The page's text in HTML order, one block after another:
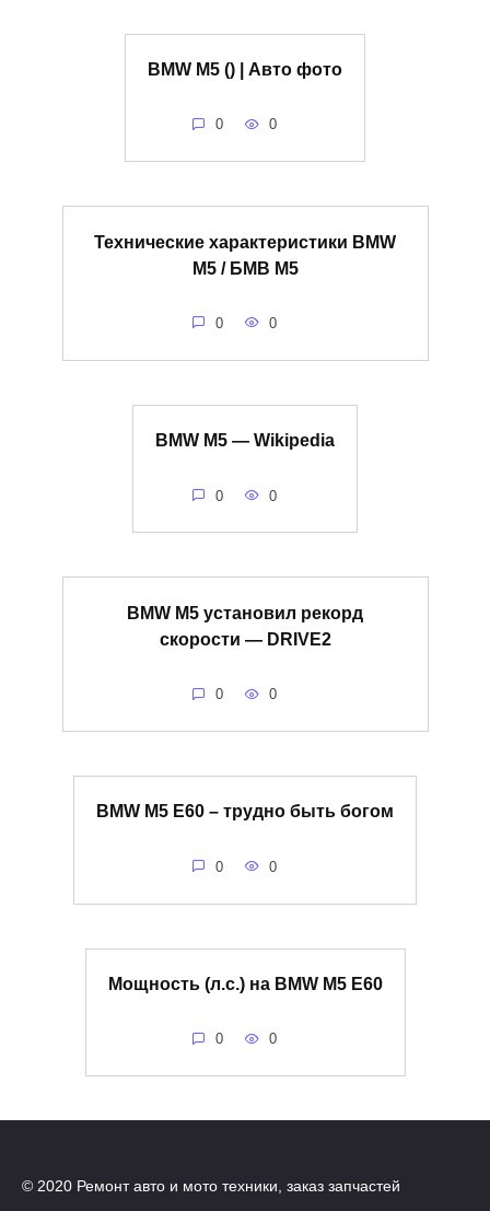
BMW M5 () | Авто фото
0 0
Технические характеристики BMW
M5 / БМВ М5
0 0
BMW M5 — Wikipedia
0 0
BMW M5 установил рекорд
скорости — DRIVE2
0 0
BMW M5 E60 – трудно быть богом
0 0
Мощность (л.с.) на BMW M5 E60
0 0
© 2020 Ремонт авто и мото техники, заказ запчастей